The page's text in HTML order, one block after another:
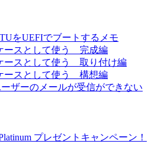
をUEFIでブートするメモ
ースとして使う 完成編
ースとして使う 取り付け編
ースとして使う 構想編
ザーのメールが受信ができない
プレゼントキャンペーン！